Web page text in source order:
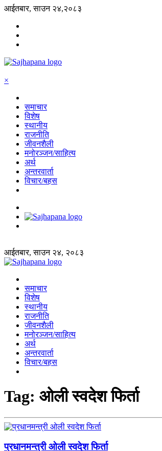
आईतबार, साउन २४,२०८३
×
समाचार
विशेष
स्थानीय
राजनीति
जीवनशैली
मनोरञ्जन/साहित्य
अर्थ
अन्तरवार्ता
विचार/बहस
आईतबार, साउन २४, २०८३
समाचार
विशेष
स्थानीय
राजनीति
जीवनशैली
मनोरञ्जन/साहित्य
अर्थ
अन्तरवार्ता
विचार/बहस
Tag: ओली स्वदेश फिर्ता
प्रधानमन्त्री ओली स्वदेश फिर्ता